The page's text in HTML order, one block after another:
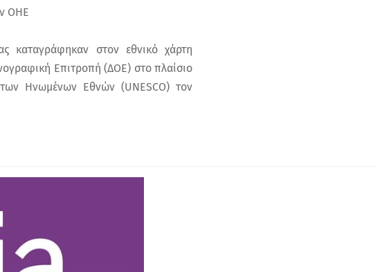
ΟΗΕ
καταγράφηκαν στον εθνικό χάρτη
Επιτροπή (ΔΟΕ) στο πλαίσιο
των Ηνωμένων Εθνών (UNESCO) τον